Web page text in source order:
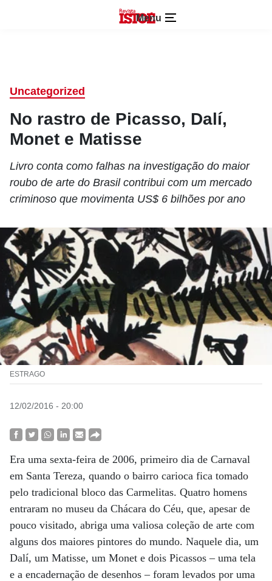
Menu
Uncategorized
No rastro de Picasso, Dalí,
Monet e Matisse
Livro conta como falhas na investigação do maior
roubo de arte do Brasil contribui com um mercado
criminoso que movimenta US$ 6 bilhões por ano
ESTRAGO
12/02/2016 - 20:00
Era uma sexta-feira de 2006, primeiro dia de Carnaval
em Santa Tereza, quando o bairro carioca fica tomado
pelo tradicional bloco das Carmelitas. Quatro homens
entraram no museu da Chácara do Céu, que, apesar de
pouco visitado, abriga uma valiosa coleção de arte com
alguns dos maiores pintores do mundo. Naquele dia, um
Dalí, um Matisse, um Monet e dois Picassos – uma tela
e a encadernação de desenhos – foram levados por uma